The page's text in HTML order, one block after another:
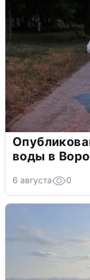
воды в
6 августа 0